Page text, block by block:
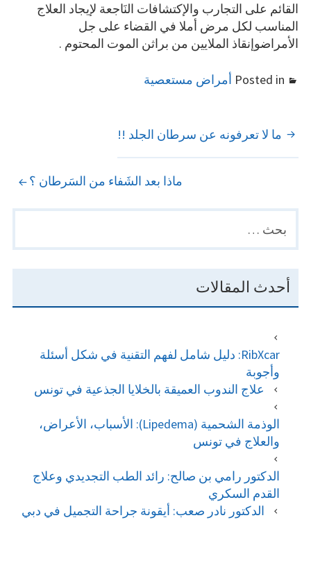
القائم على التجارب والإكتشافات النَاجعة لإيجاد العلاج
المناسب لكل مرض أملا في القضاء على جل
الأمراضوإنقاذ الملايين من براثن الموت المحتوم .
Posted in أمراض مستعصية
POST
NAVIGATION
ما لا تعرفونه عن سرطان الجلد !!
ماذا بعد الشَفاء من السَرطان ؟
SIDEBAR
البحث
عن:
أحدث المقالات
RibXcar: دليل شامل لفهم التقنية في شكل أسئلة
وأجوبة
علاج الندوب العميقة بالخلايا الجذعية في تونس
الوذمة الشحمية (Lipedema): الأسباب، الأعراض،
والعلاج في تونس
الدكتور رامي بن صالح: رائد الطب التجديدي وعلاج
القدم السكري
الدكتور نادر صعب: أيقونة جراحة التجميل في دبي